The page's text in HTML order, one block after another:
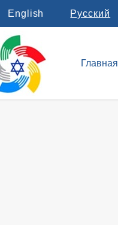
English Русский
Главная